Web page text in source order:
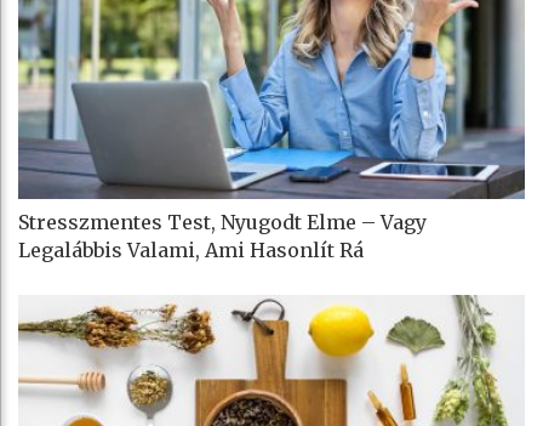
Stresszmentes Test, Nyugodt Elme – Vagy
Legalábbis Valami, Ami Hasonlít Rá